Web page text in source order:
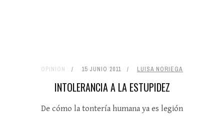
OPINIÓN 15 JUNIO 2011 LUISA NORIEGA
INTOLERANCIA A LA ESTUPIDEZ
De cómo la tontería humana ya es legión